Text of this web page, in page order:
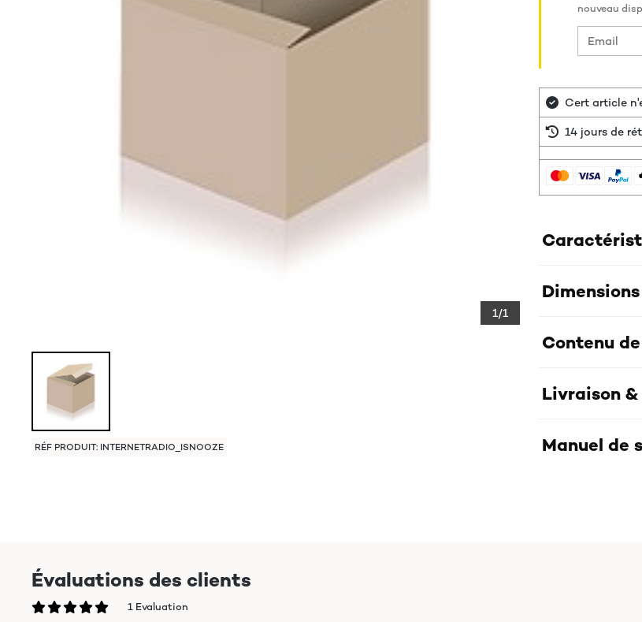
1/1
RÉF PRODUIT: INTERNETRADIO_ISNOOZE
nouveau
Cert article
14 jours de
Contenu
Livraison
Manuel de
Évaluations des clients
1 Evaluation